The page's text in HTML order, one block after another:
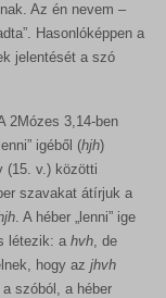
Az én nevem –
Hasonlóképpen a
jelentését a szó
2Mózes 3,14-ben
igéből (hjh)
(15. v.) közötti
szavakat átírjuk a
. A héber „lenni” ige
létezik: a hvh , de
hogy az jhvh
szóból, a héber